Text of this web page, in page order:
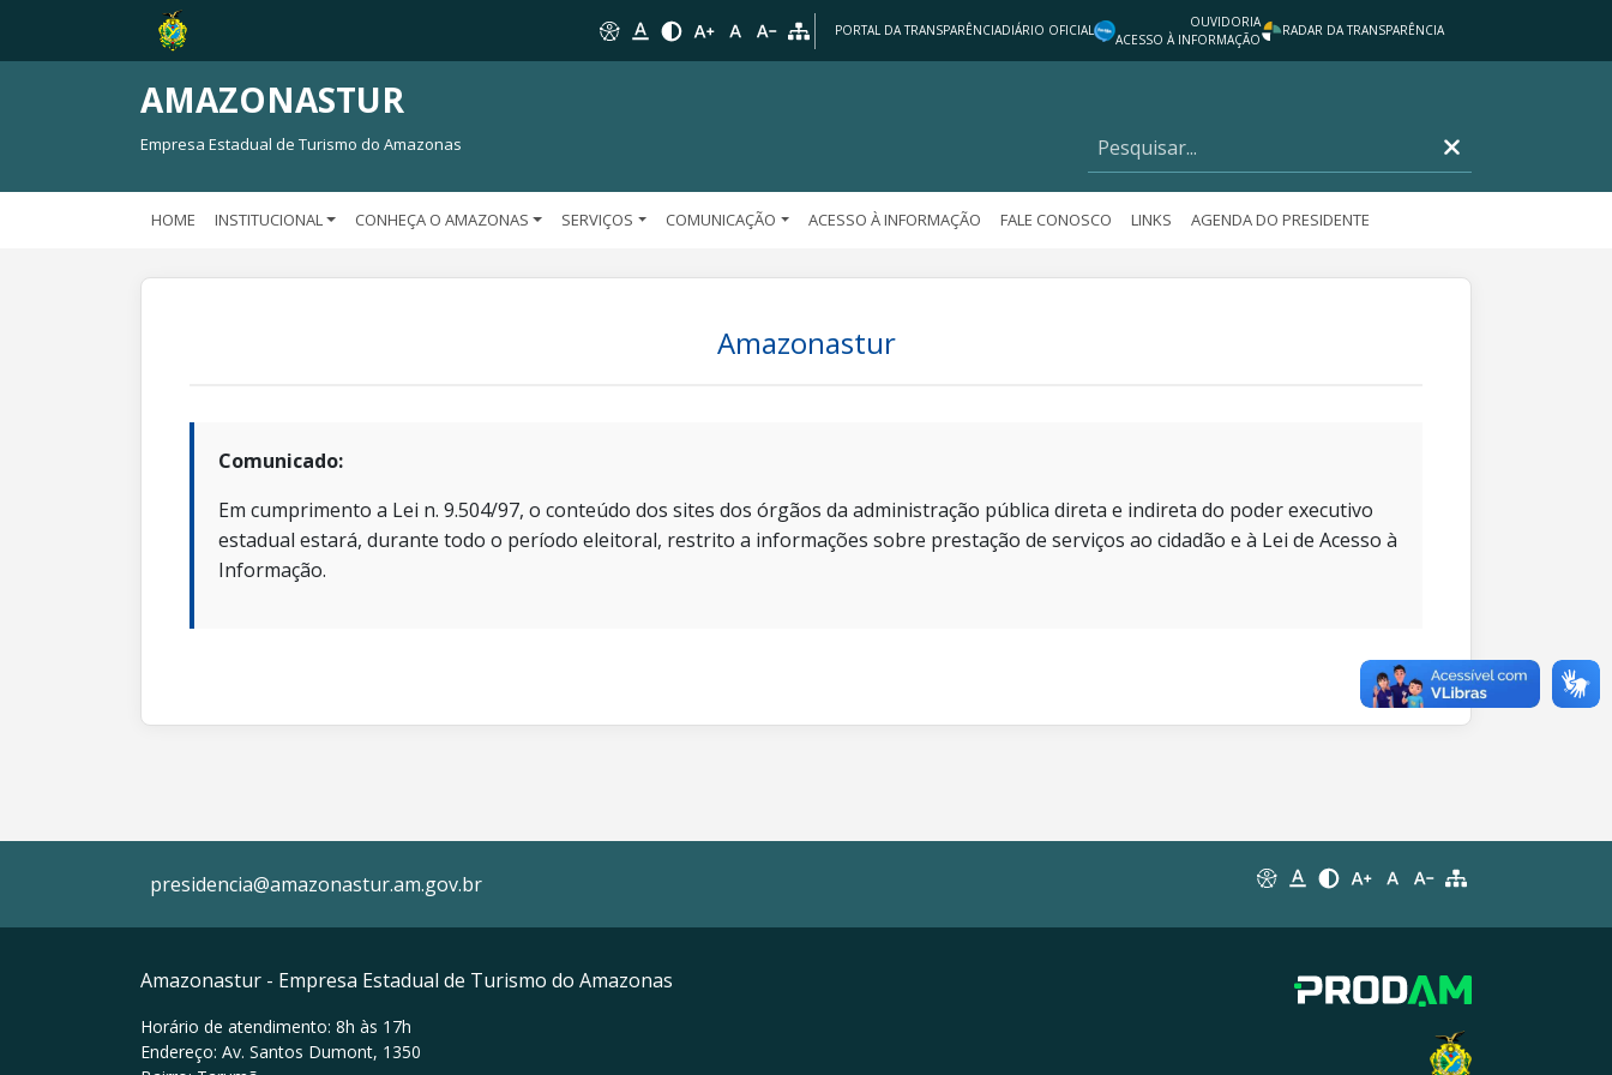
PORTAL DA TRANSPARÊNCIADIÁRIO OFICIAL
OUVIDORIA
ACESSO À INFORMAÇÃO
RADAR DA TRANSPARÊNCIA
AMAZONASTUR
Empresa Estadual de Turismo do Amazonas
HOME INSTITUCIONAL CONHEÇA O AMAZONAS SERVIÇOS COMUNICAÇÃO ACESSO À INFORMAÇÃO FALE CONOSCO LINKS AGENDA DO PRESIDENTE
Amazonastur
Comunicado:
Em cumprimento a Lei n. 9.504/97, o conteúdo dos sites dos órgãos da administração pública direta e indireta do poder executivo
estadual estará, durante todo o período eleitoral, restrito a informações sobre prestação de serviços ao cidadão e à Lei de Acesso à
Informação.
presidencia@amazonastur.am.gov.br
Amazonastur - Empresa Estadual de Turismo do Amazonas
Horário de atendimento: 8h às 17h
Endereço: Av. Santos Dumont, 1350